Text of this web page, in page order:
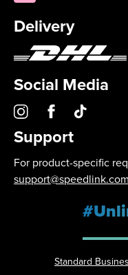
Delivery
Social Media
Support
For product-specific
support@speedlink.com
Standard